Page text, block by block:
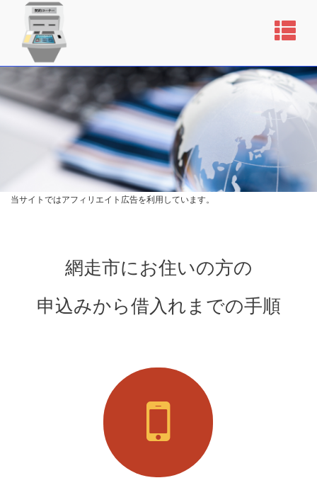
当サイトではアフィリエイト広告を利用しています。
網走市にお住いの方の
申込みから借入れまでの手順